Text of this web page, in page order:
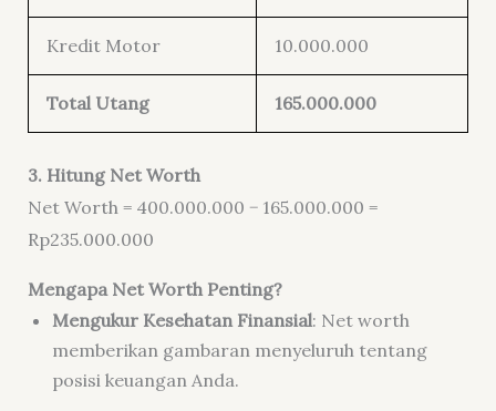
Kredit Motor 10.000.000
Total Utang 165.000.000
3. Hitung Net Worth
Net Worth = 400.000.000 − 165.000.000 =
Rp235.000.000
Mengapa Net Worth Penting?
Mengukur Kesehatan Finansial: Net worth
memberikan gambaran menyeluruh tentang
posisi keuangan Anda.